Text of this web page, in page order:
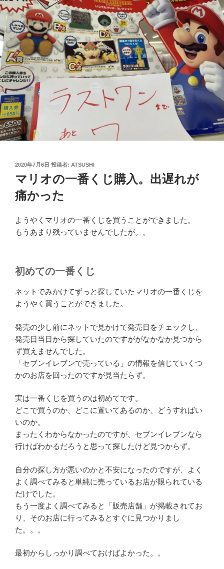
投
日:
2020年7月6日 投稿者: ATSUSHI
マリオの一番くじ購入。出遅れが
痛かった
ようやくマリオの一番くじを買うことができました。
もうあまり残っていませんでしたが。。
初めての一番くじ
ネットでみかけてずっと探していたマリオの一番くじを
ようやく買うことができました。
発売の少し前にネットで見かけて発売日をチェックし、
発売日当日から探していたのですががなかなか見つから
ず買えませんでした。
「セブンイレブンで売っている」の情報を信じていくつ
かのお店を回ったのですが見当たらず。
実は一番くじを買うのは初めてです。
どこで買うのか、どこに置いてあるのか、どうすればい
いのか。
まったくわからなかったのですが、セブンイレブンなら
行けばわかるだろうと思って探したけど見つからず。
自分の探し方が悪いのかと不安になったのですが、よく
よく調べてみると単純に売っているお店が限られている
だけでした。
もう一度よく調べてみると「販売店舗」が掲載されてお
り、そのお店に行ってみるとすぐに見つかりまし
た。。。
最初からしっかり調べておけばよかった。。